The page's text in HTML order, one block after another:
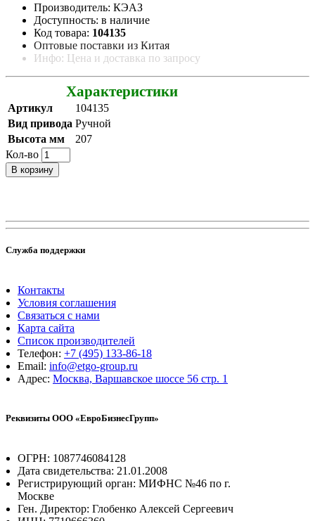
Производитель: КЭАЗ
Доступность: в наличие
Код товара: 104135
Оптовые поставки из Китая
Инфо: Цена и доставка по запросу
Характеристики
Артикул
104135
Вид привода Ручной
Высота мм
207
Кол-во
В корзину
Служба поддержки
Контакты
Условия соглашения
Связаться с нами
Карта сайта
Список производителей
Телефон: +7 (495) 133-86-18
Email: info@etgo-group.ru
Адрес: Москва, Варшавское шоссе 56 стр. 1
Реквизиты ООО «ЕвроБизнесГрупп»
ОГРН: 1087746084128
Дата свидетельства: 21.01.2008
Регистрирующий орган: МИФНС №46 по г.
Москве
Ген. Директор: Глобенко Алексей Сергеевич